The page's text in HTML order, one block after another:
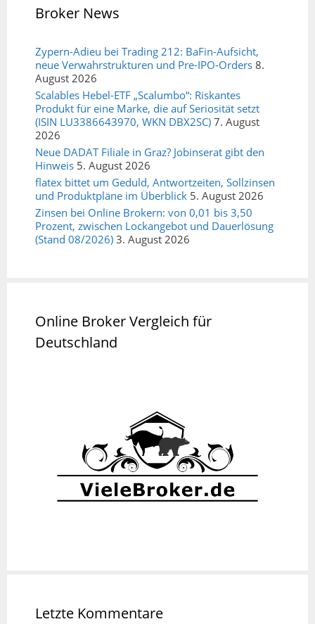
Broker News
Zypern-Adieu bei Trading 212: BaFin-Aufsicht,
neue Verwahrstrukturen und Pre-IPO-Orders 8.
August 2026
Scalables Hebel-ETF „Scalumbo“: Riskantes
Produkt für eine Marke, die auf Seriosität setzt
(ISIN LU3386643970, WKN DBX2SC) 7. August
2026
Neue DADAT Filiale in Graz? Jobinserat gibt den
Hinweis 5. August 2026
flatex bittet um Geduld, Antwortzeiten, Sollzinsen
und Produktpläne im Überblick 5. August 2026
Zinsen bei Online Brokern: von 0,01 bis 3,50
Prozent, zwischen Lockangebot und Dauerlösung
(Stand 08/2026) 3. August 2026
Online Broker Vergleich für
Deutschland
Letzte Kommentare